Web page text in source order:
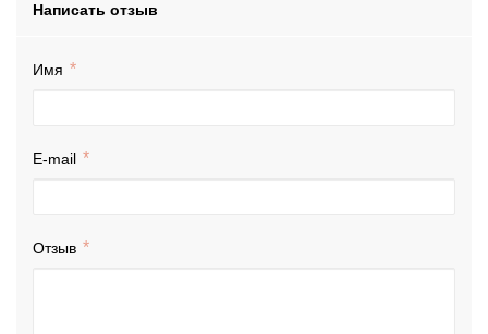
Написать отзыв
Имя
E-mail
Отзыв